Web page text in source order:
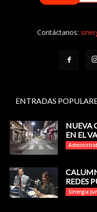
Contáctanos:
ENTRADAS
NUEVA
EN EL
REDES
Sinergia